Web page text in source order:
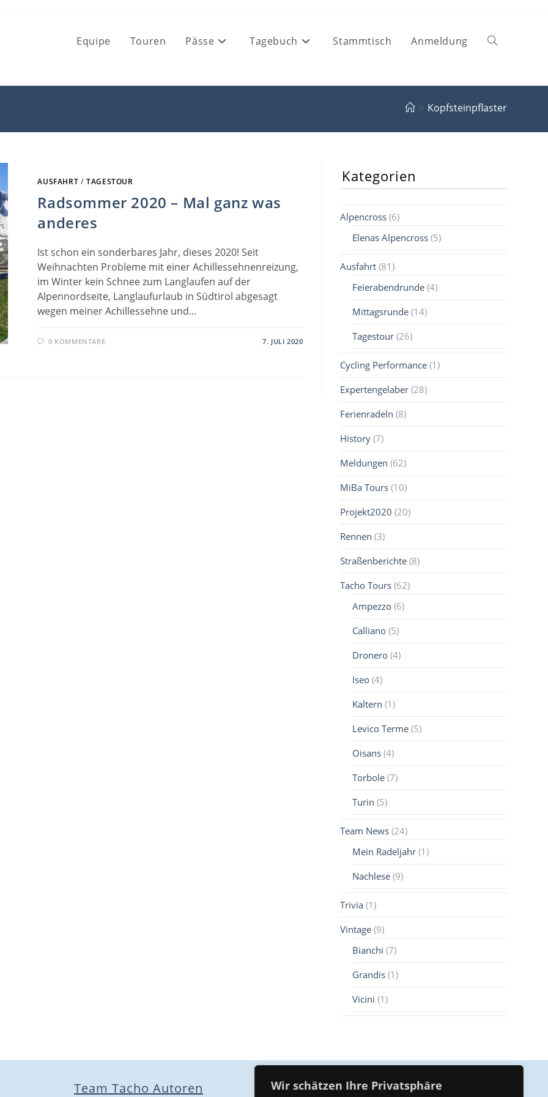
Wir schätzen Ihre Privatsphäre
Equipe Touren Pässe Tagebuch Stammtisch Anmeldung Website-
Suche
> Kopfsteinpflaster
AUSFAHRT /TAGESTOUR
Radsommer 2020 – Mal ganz was
anderes
Ist schon ein sonderbares Jahr, dieses 2020! Seit
Weihnachten Probleme mit einer Achillessehnenreizung,
im Winter kein Schnee zum Langlaufen auf der
Alpennordseite, Langlaufurlaub in Südtirol abgesagt
wegen meiner Achillessehne und…
0 KOMMENTARE 7. JULI 2020
Kategorien
Alpencross (6)
Elenas Alpencross (5)
Ausfahrt (81)
Feierabendrunde (4)
Mittagsrunde (14)
Tagestour (26)
Cycling Performance (1)
Expertengelaber (28)
Ferienradeln (8)
History (7)
Meldungen (62)
MiBa Tours (10)
Projekt2020 (20)
Rennen (3)
Straßenberichte (8)
Tacho Tours (62)
Ampezzo (6)
Calliano (5)
Dronero (4)
Iseo (4)
Kaltern (1)
Levico Terme (5)
Oisans (4)
Torbole (7)
Turin (5)
Team News (24)
Mein Radeljahr (1)
Nachlese (9)
Trivia (1)
Vintage (9)
Bianchi (7)
Grandis (1)
Vicini (1)
Team Tacho Autoren Unser Kompetenz Center